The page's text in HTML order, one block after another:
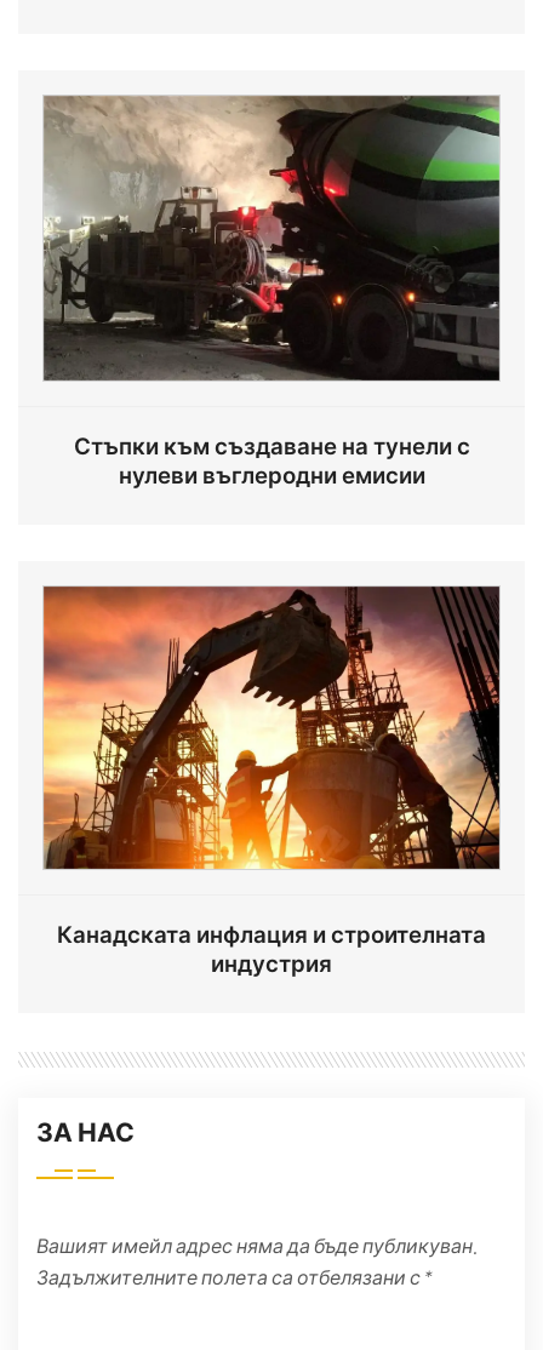
Стъпки към създаване на тунели с
нулеви въглеродни емисии
Канадската инфлация и строителната
индустрия
ЗА НАС
Вашият имейл адрес няма да бъде публикуван.
Задължителните полета са отбелязани с *